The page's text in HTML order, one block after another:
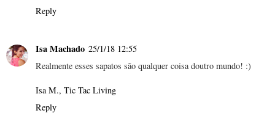
Reply
Isa Machado 25/1/18 12:55
Realmente esses sapatos são qualquer coisa doutro mundo! :)
Isa M., Tic Tac Living
Reply